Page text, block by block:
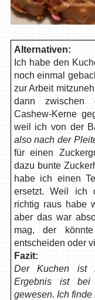
Alternativen:
Ich habe den
noch einmal
zur Arbeit
dann zwischen
Cashew-Kerne
weil ich von der
also nach der
für einen
dazu bunte
habe ich einen
ersetzt. Weil ich
richtig raus habe
aber das war
mag, der
entscheiden oder
Fazit:
Der Kuchen ist
Ergebnis ist bei
gewesen. Ich finde